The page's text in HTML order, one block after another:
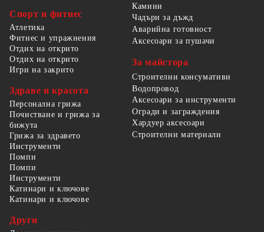
Спорт и фитнес
Атлетика
Фитнес и упражнения
Отдих на открито
Отдих на открито
Игри на закрито
Здраве и красота
Персонална грижа
Почистване и грижа за
бижута
Грижа за здравето
Камини
Чадъри за дъжд
Аварийна готовност
Аксесоари за пушачи
За майстора
Строителни консумативи
Водопровод
Аксесоари за инструменти
Огради и заграждения
Хардуер аксесоари
Строителни материали
Инструменти
Помпи
Помпи
Инструменти
Катинари и ключове
Катинари и ключове
Други